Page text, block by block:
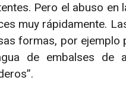
Pero el abuso en
muy rápidamente.
formas, por
de embalses de